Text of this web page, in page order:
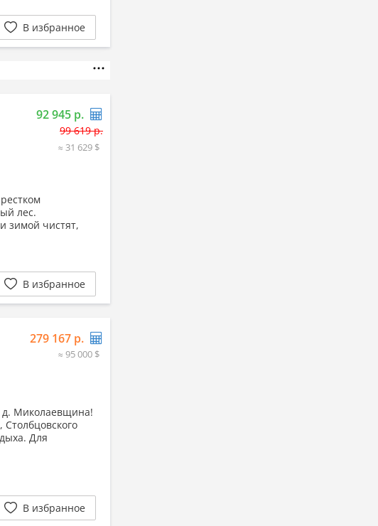
В избранное
92 945 р.
99 619 р.
≈ 31 629 $
лес.
зимой чистят,
В избранное
279 167 р.
≈ 95 000 $
д. Миколаевщина!
Для
В избранное